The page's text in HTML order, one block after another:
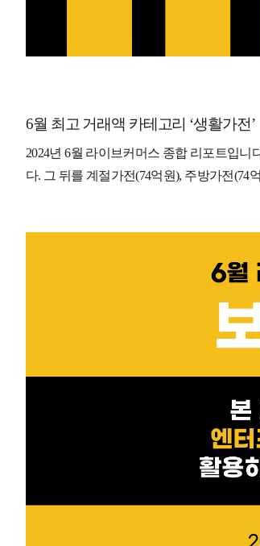
6월 최고 거래액 카테고리 ‘생활가전’
2024년 6월 라이브커머스 종합 리포트입니
다. 그 뒤를 계절가전(74억원), 주방가전(74